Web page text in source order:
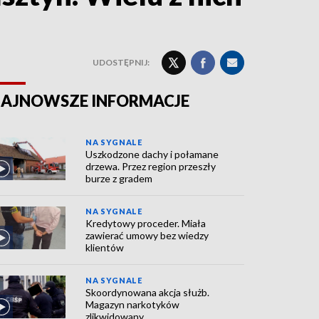
UDOSTĘPNIJ:
INFORMACJE
NA SYGNALE
Uszkodzone dachy i połamane
drzewa. Przez region przeszły
burze z gradem
NA SYGNALE
Kredytowy proceder. Miała
zawierać umowy bez wiedzy
klientów
NA SYGNALE
Skoordynowana akcja służb.
Magazyn narkotyków
zlikwidowany